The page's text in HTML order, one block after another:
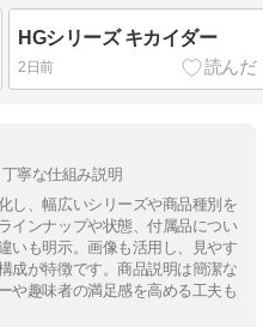
HGシリーズ キカイダー
2日前
寧な仕組み説明
し、幅広いシリーズや商品種別を
インナップや状態、付属品につい
いも明示。画像も活用し、見やす
成が特徴です。商品説明は簡潔な
や趣味者の満足感を高める工夫も